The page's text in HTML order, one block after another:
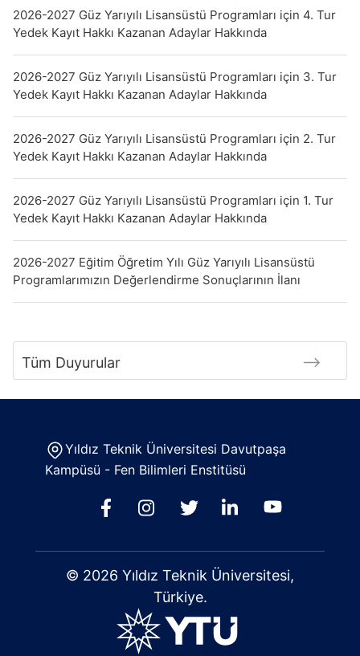
2026-2027 Güz Yarıyılı Lisansüstü Programları için 4. Tur
Yedek Kayıt Hakkı Kazanan Adaylar Hakkında
2026-2027 Güz Yarıyılı Lisansüstü Programları için 3. Tur
Yedek Kayıt Hakkı Kazanan Adaylar Hakkında
2026-2027 Güz Yarıyılı Lisansüstü Programları için 2. Tur
Yedek Kayıt Hakkı Kazanan Adaylar Hakkında
2026-2027 Güz Yarıyılı Lisansüstü Programları için 1. Tur
Yedek Kayıt Hakkı Kazanan Adaylar Hakkında
2026-2027 Eğitim Öğretim Yılı Güz Yarıyılı Lisansüstü
Programlarımızın Değerlendirme Sonuçlarının İlanı
Tüm Duyurular
Yıldız Teknik Üniversitesi Davutpaşa
Kampüsü - Fen Bilimleri Enstitüsü
© 2026 Yıldız Teknik Üniversitesi,
Türkiye.